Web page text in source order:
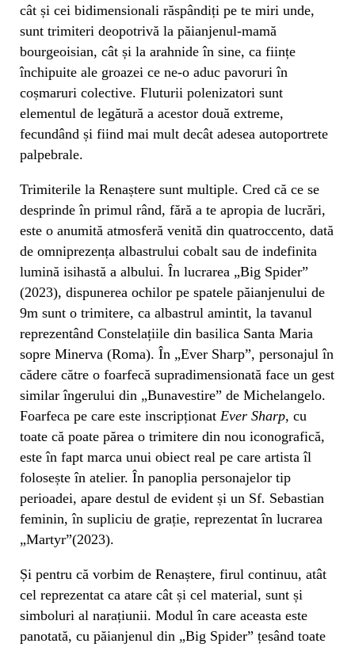
cât și cei bidimensionali răspândiți pe te miri unde,
sunt trimiteri deopotrivă la păianjenul-mamă
bourgeoisian, cât și la arahnide în sine, ca ființe
închipuite ale groazei ce ne-o aduc pavoruri în
coșmaruri colective. Fluturii polenizatori sunt
elementul de legătură a acestor două extreme,
fecundând și fiind mai mult decât adesea autoportrete
palpebrale.
Trimiterile la Renaștere sunt multiple. Cred că ce se
desprinde în primul rând, fără a te apropia de lucrări,
este o anumită atmosferă venită din quatroccento, dată
de omniprezența albastrului cobalt sau de indefinita
lumină isihastă a albului. În lucrarea „Big Spider”
(2023), dispunerea ochilor pe spatele păianjenului de
9m sunt o trimitere, ca albastrul amintit, la tavanul
reprezentând Constelațiile din basilica Santa Maria
sopre Minerva (Roma). În „Ever Sharp”, personajul în
cădere către o foarfecă supradimensionată face un gest
similar îngerului din „Bunavestire” de Michelangelo.
Foarfeca pe care este inscripționat Ever Sharp, cu
toate că poate părea o trimitere din nou iconografică,
este în fapt marca unui obiect real pe care artista îl
folosește în atelier. În panoplia personajelor tip
perioadei, apare destul de evident și un Sf. Sebastian
feminin, în supliciu de grație, reprezentat în lucrarea
„Martyr”(2023).
Și pentru că vorbim de Renaștere, firul continuu, atât
cel reprezentat ca atare cât și cel material, sunt și
simboluri al narațiunii. Modul în care aceasta este
panotată, cu păianjenul din „Big Spider” țesând toate